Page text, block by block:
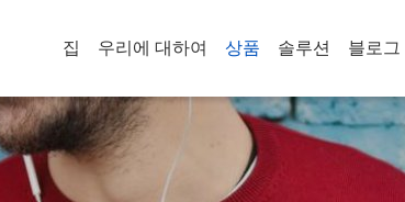
집 우리에 대하여 상품 솔루션 블로그